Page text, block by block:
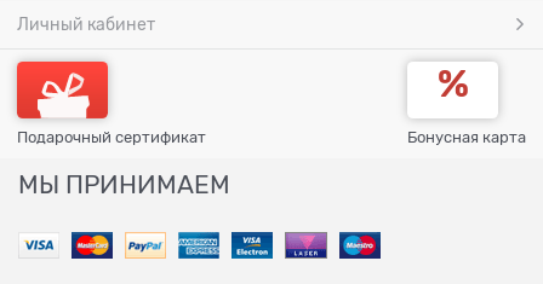
Личный кабинет
Подарочный сертификат Бонусная карта
МЫ ПРИНИМАЕМ